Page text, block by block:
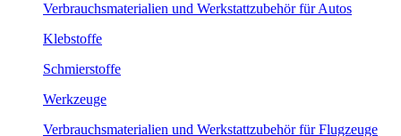
Verbrauchsmaterialien und Werkstattzubehör für Autos
Klebstoffe
Schmierstoffe
Werkzeuge
Verbrauchsmaterialien und Werkstattzubehör für Flugzeuge